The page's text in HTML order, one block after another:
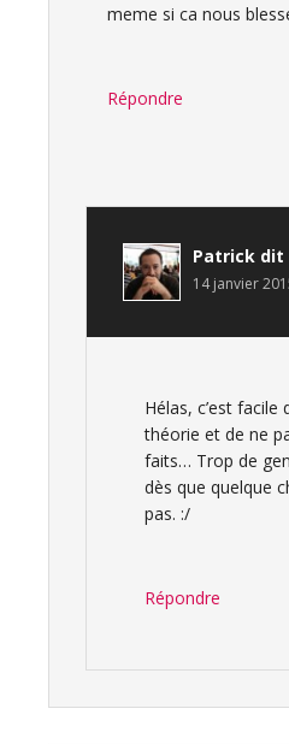
meme si ca nous
Répondre
Patrick dit
14 janvier
Hélas, c’est facile
théorie et de ne
faits… Trop de
dès que quelque
pas. :/
Répondre